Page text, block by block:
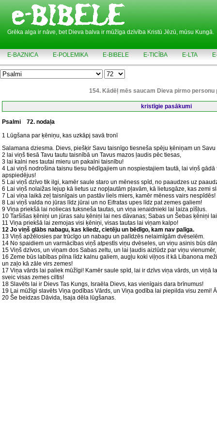
Grēka alga ir nāve, bet Dieva balva ir mūžīga dzīvība Kristū Jēzū, mūsu Kungā.
E-BAZNICA E-POLEMIKA E-BIBELE E-TICĪBA E-LTA
154. Kādēļ mēs saucam Dieva pirmo personu
kristīgie pasākumi
Psalmi
72. nodaļa
1 Lūgšana par ķēniņu, kas uzkāpj savā tronī
Salamana dziesma. Dievs, piešķir Savu taisnīgo tiesneša spēju ķēniņam un
2 lai viņš tiesā Tavu tautu taisnībā un Tavus mazos ļaudis pēc tiesas,
3 lai kalni nes tautai mieru un pakalni taisnību!
4 Lai viņš nodrošina taisnu tiesu bēdīgajiem un nospiestajiem tautā, lai viņš
apspiedējus!
5 Lai viņš dzīvo tik ilgi, kamēr saule staro un mēness spīd, no paaudzes uz
6 Lai viņš nolaižas lejup kā lietus uz nopļautām pļavām, kā lietusgāze, kas zemi
7 Lai viņa laikā zeļ taisnīgais un pastāv liels miers, kamēr mēness vairs nespīdēs!
8 Lai viņš valda no jūras līdz jūrai un no Eifratas upes līdz pat zemes galiem!
9 Viņa priekšā lai noliecas tuksneša tautas, un viņa ienaidnieki lai laiza pīšļus.
10 Taršišas ķēniņi un jūras salu ķēniņi lai nes dāvanas; Sabas un Šebas ķēniņi
11 Viņa priekšā lai zemojas visi ķēniņi, visas tautas lai viņam kalpo!
12 Jo viņš glābs nabagu, kas kliedz, cietēju un bēdīgo, kam nav palīga.
13 Viņš apžēlosies par trūcīgo un nabagu un palīdzēs nelaimīgām dvēselēm.
14 No spaidiem un varmācības viņš atpestīs viņu dvēseles, un viņu asinis būs
15 Viņš dzīvos, un viņam dos Sabas zeltu, un lai ļaudis aizlūdz par viņu
16 Zeme būs labības pilna līdz kalnu galiem, augļu koki viļņos it kā Libanona
un zaļo kā zāle virs zemes!
17 Viņa vārds lai paliek mūžīgi! Kamēr saule spīd, lai ir dzīvs viņa vārds, un viņā
sveic visas zemes ciltis!
18 Slavēts lai ir Dievs Tas Kungs, Israēla Dievs, kas vienīgais dara brīnumus!
19 Lai mūžīgi slavēts Viņa godības Vārds, un Viņa godība lai piepilda visu zemi!
20 Še beidzas Dāvida, Isaja dēla lūgšanas.